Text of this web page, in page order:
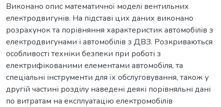
Виконано опис математичної моделі вентильних
електродвигунів. На підставі цих даних виконано
розрахунок та порівняння характеристик автомобілів з
електродвигунами і автомобілів з ДВЗ. Розкриваються
особливості техніки безпеки при роботі з
електрифікованими елементами автомобіля, та
спеціальні інструменти для їх обслуговування, також у
другій частині розділу наведені деякі порівняльні дані
по витратам на експлуатацію електромобілів